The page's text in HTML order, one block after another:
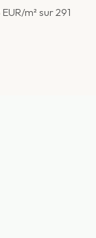
m² sur 291